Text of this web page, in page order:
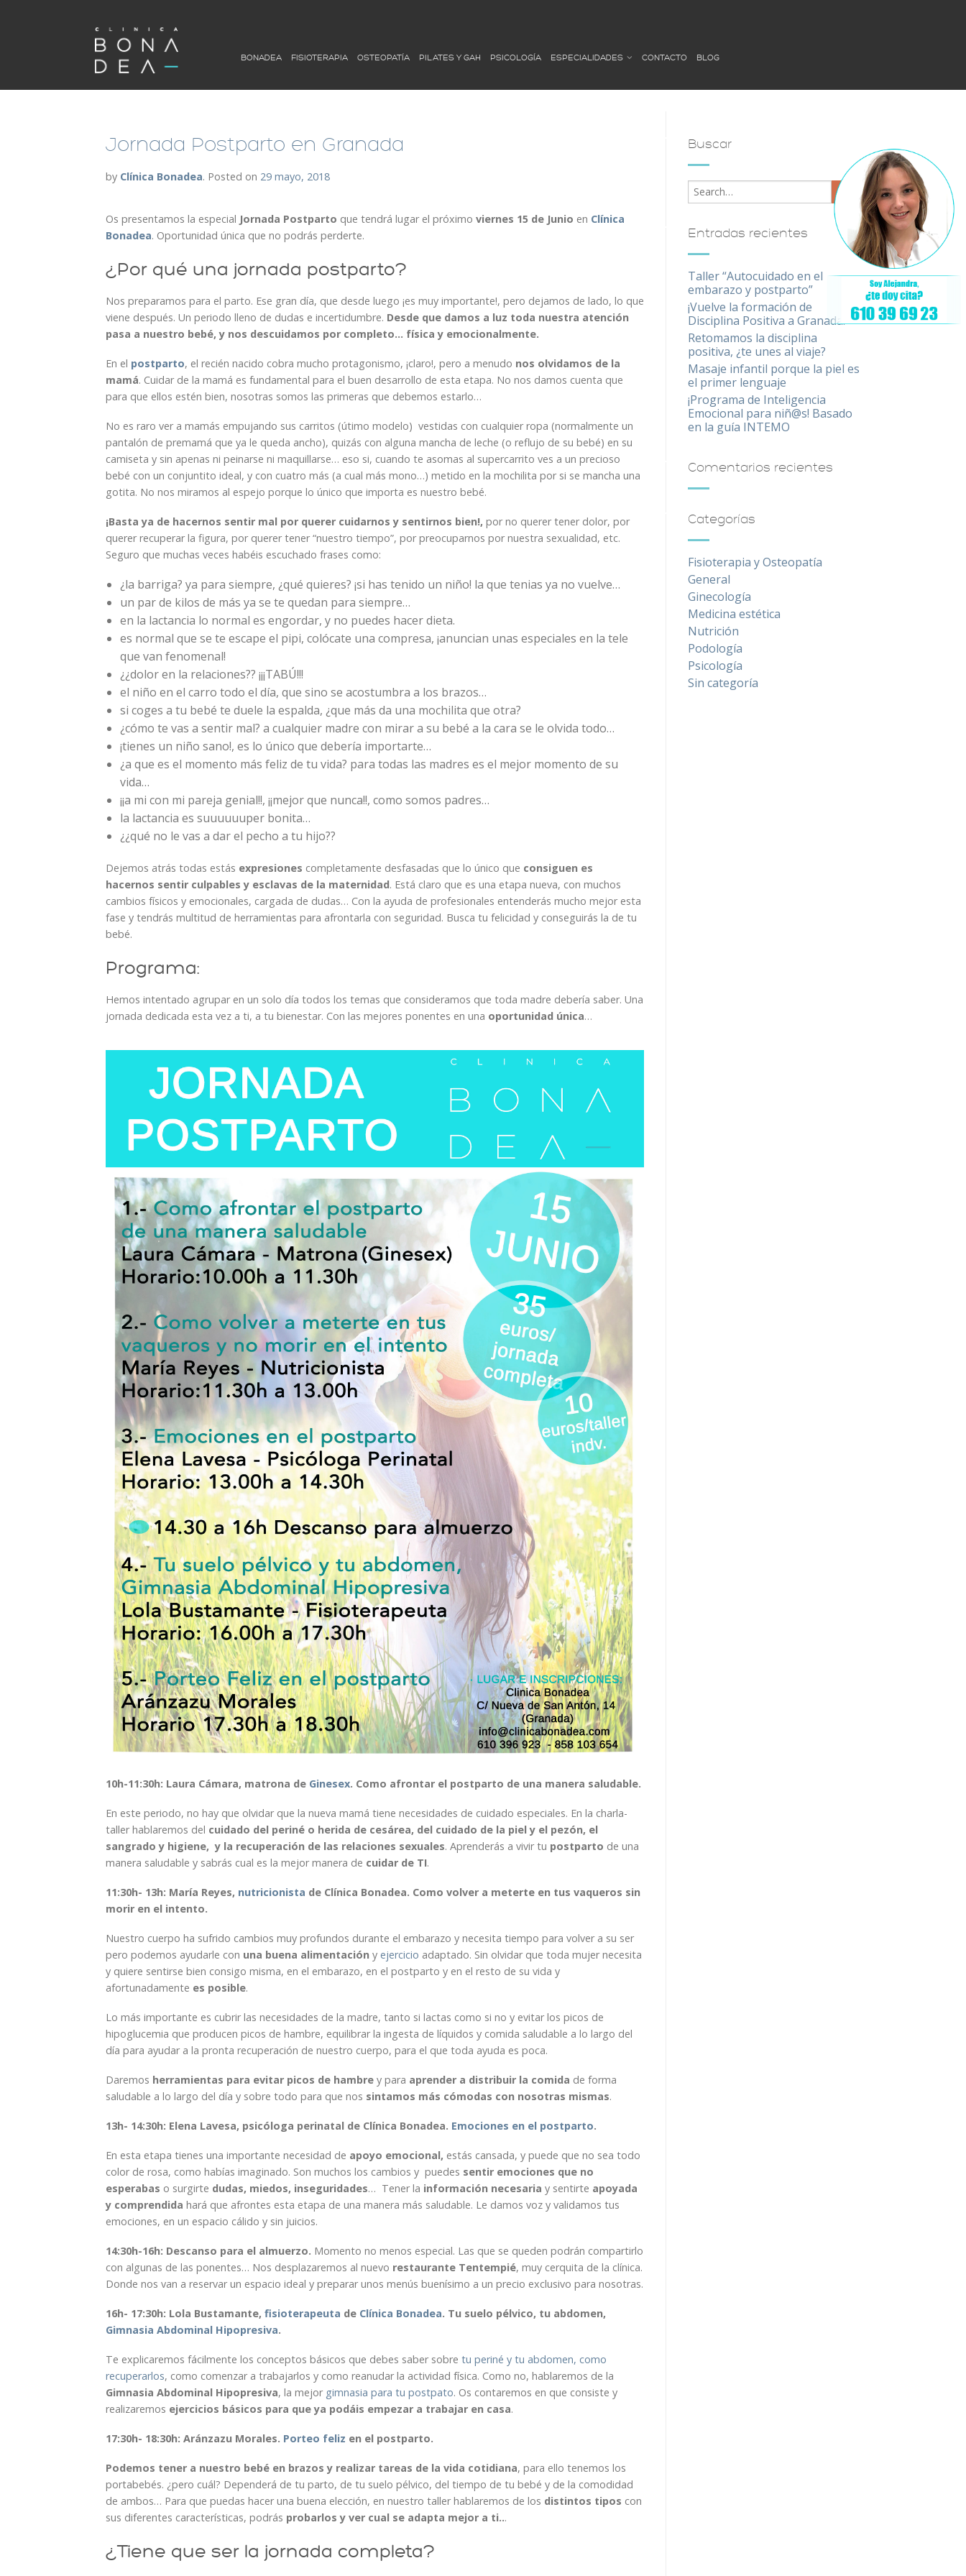
BONADEA FISIOTERAPIA OSTEOPATÍA PILATES Y GAH PSICOLOGÍA ESPECIALIDADES CONTACTO BLOG
Jornada Postparto en Granada
by Clínica Bonadea. Posted on 29 mayo, 2018
Os presentamos la especial Jornada Postparto que tendrá lugar el próximo viernes 15 de Junio en Clínica
Bonadea. Oportunidad única que no podrás perderte.
¿Por qué una jornada postparto?
Nos preparamos para el parto. Ese gran día, que desde luego ¡es muy importante!, pero dejamos de lado, lo que
viene después. Un periodo lleno de dudas e incertidumbre. Desde que damos a luz toda nuestra atención
pasa a nuestro bebé, y nos descuidamos por completo… física y emocionalmente.
En el postparto, el recién nacido cobra mucho protagonismo, ¡claro!, pero a menudo nos olvidamos de la
mamá. Cuidar de la mamá es fundamental para el buen desarrollo de esta etapa. No nos damos cuenta que
para que ellos estén bien, nosotras somos las primeras que debemos estarlo…
No es raro ver a mamás empujando sus carritos (útimo modelo) vestidas con cualquier ropa (normalmente un
pantalón de premamá que ya le queda ancho), quizás con alguna mancha de leche (o reflujo de su bebé) en su
camiseta y sin apenas ni peinarse ni maquillarse… eso si, cuando te asomas al supercarrito ves a un precioso
bebé con un conjuntito ideal, y con cuatro más (a cual más mono…) metido en la mochilita por si se mancha una
gotita. No nos miramos al espejo porque lo único que importa es nuestro bebé.
¡Basta ya de hacernos sentir mal por querer cuidarnos y sentirnos bien!, por no querer tener dolor, por
querer recuperar la figura, por querer tener “nuestro tiempo”, por preocuparnos por nuestra sexualidad, etc.
Seguro que muchas veces habéis escuchado frases como:
¿la barriga? ya para siempre, ¿qué quieres? ¡si has tenido un niño! la que tenias ya no vuelve…
un par de kilos de más ya se te quedan para siempre…
en la lactancia lo normal es engordar, y no puedes hacer dieta.
es normal que se te escape el pipi, colócate una compresa, ¡anuncian unas especiales en la tele
que van fenomenal!
¿¿dolor en la relaciones?? ¡¡¡TABÚ!!!
el niño en el carro todo el día, que sino se acostumbra a los brazos…
si coges a tu bebé te duele la espalda, ¿que más da una mochilita que otra?
¿cómo te vas a sentir mal? a cualquier madre con mirar a su bebé a la cara se le olvida todo…
¡tienes un niño sano!, es lo único que debería importarte…
¿a que es el momento más feliz de tu vida? para todas las madres es el mejor momento de su
vida…
¡¡a mi con mi pareja genial!!, ¡¡mejor que nunca!!, como somos padres…
la lactancia es suuuuuuper bonita…
¿¿qué no le vas a dar el pecho a tu hijo??
Dejemos atrás todas estás expresiones completamente desfasadas que lo único que consiguen es
hacernos sentir culpables y esclavas de la maternidad. Está claro que es una etapa nueva, con muchos
cambios físicos y emocionales, cargada de dudas… Con la ayuda de profesionales entenderás mucho mejor esta
fase y tendrás multitud de herramientas para afrontarla con seguridad. Busca tu felicidad y conseguirás la de tu
bebé.
Programa:
Hemos intentado agrupar en un solo día todos los temas que consideramos que toda madre debería saber. Una
jornada dedicada esta vez a ti, a tu bienestar. Con las mejores ponentes en una oportunidad única…
10h-11:30h: Laura Cámara, matrona de Ginesex. Como afrontar el postparto de una manera saludable.
En este periodo, no hay que olvidar que la nueva mamá tiene necesidades de cuidado especiales. En la charla-
taller hablaremos del cuidado del periné o herida de cesárea, del cuidado de la piel y el pezón, el
sangrado y higiene, y la recuperación de las relaciones sexuales. Aprenderás a vivir tu postparto de una
manera saludable y sabrás cual es la mejor manera de cuidar de TI.
11:30h- 13h: María Reyes, nutricionista de Clínica Bonadea. Como volver a meterte en tus vaqueros sin
morir en el intento.
Nuestro cuerpo ha sufrido cambios muy profundos durante el embarazo y necesita tiempo para volver a su ser
pero podemos ayudarle con una buena alimentación y ejercicio adaptado. Sin olvidar que toda mujer necesita
y quiere sentirse bien consigo misma, en el embarazo, en el postparto y en el resto de su vida y
afortunadamente es posible.
Lo más importante es cubrir las necesidades de la madre, tanto si lactas como si no y evitar los picos de
hipoglucemia que producen picos de hambre, equilibrar la ingesta de líquidos y comida saludable a lo largo del
día para ayudar a la pronta recuperación de nuestro cuerpo, para el que toda ayuda es poca.
Daremos herramientas para evitar picos de hambre y para aprender a distribuir la comida de forma
saludable a lo largo del día y sobre todo para que nos sintamos más cómodas con nosotras mismas.
13h- 14:30h: Elena Lavesa, psicóloga perinatal de Clínica Bonadea. Emociones en el postparto.
En esta etapa tienes una importante necesidad de apoyo emocional, estás cansada, y puede que no sea todo
color de rosa, como habías imaginado. Son muchos los cambios y puedes sentir emociones que no
esperabas o surgirte dudas, miedos, inseguridades… Tener la información necesaria y sentirte apoyada
y comprendida hará que afrontes esta etapa de una manera más saludable. Le damos voz y validamos tus
emociones, en un espacio cálido y sin juicios.
14:30h-16h: Descanso para el almuerzo. Momento no menos especial. Las que se queden podrán compartirlo
con algunas de las ponentes… Nos desplazaremos al nuevo restaurante Tentempié, muy cerquita de la clínica.
Donde nos van a reservar un espacio ideal y preparar unos menús buenísimo a un precio exclusivo para nosotras.
16h- 17:30h: Lola Bustamante, fisioterapeuta de Clínica Bonadea. Tu suelo pélvico, tu abdomen,
Gimnasia Abdominal Hipopresiva.
Te explicaremos fácilmente los conceptos básicos que debes saber sobre tu periné y tu abdomen, como
recuperarlos, como comenzar a trabajarlos y como reanudar la actividad física. Como no, hablaremos de la
Gimnasia Abdominal Hipopresiva, la mejor gimnasia para tu postpato. Os contaremos en que consiste y
realizaremos ejercicios básicos para que ya podáis empezar a trabajar en casa.
17:30h- 18:30h: Aránzazu Morales. Porteo feliz en el postparto.
Podemos tener a nuestro bebé en brazos y realizar tareas de la vida cotidiana, para ello tenemos los
portabebés. ¿pero cuál? Dependerá de tu parto, de tu suelo pélvico, del tiempo de tu bebé y de la comodidad
de ambos… Para que puedas hacer una buena elección, en nuestro taller hablaremos de los distintos tipos con
sus diferentes características, podrás probarlos y ver cual se adapta mejor a ti...
¿Tiene que ser la jornada completa?
Buscar
Entradas recientes
Taller “Autocuidado en el
embarazo y postparto”
¡Vuelve la formación de
Disciplina Positiva a Granada!
Retomamos la disciplina
positiva, ¿te unes al viaje?
Masaje infantil porque la piel es
el primer lenguaje
¡Programa de Inteligencia
Emocional para niñ@s! Basado
en la guía INTEMO
Comentarios recientes
Categorías
Fisioterapia y Osteopatía
General
Ginecología
Medicina estética
Nutrición
Podología
Psicología
Sin categoría